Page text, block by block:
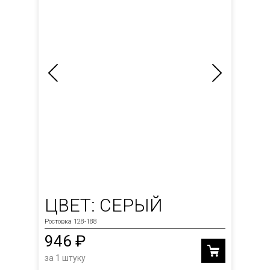
ЦВЕТ: СЕРЫЙ
Ростовка 128-188
946 ₽
за 1 штуку